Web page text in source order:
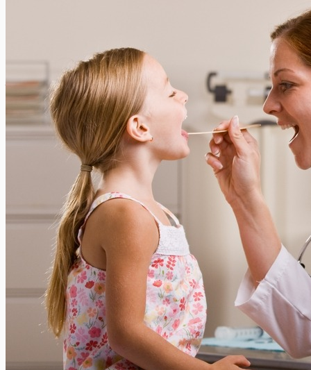
De Vakantiebarometer 2019 van Europ Assistance Europ
Assistance heeft haar 19de editie van de
“Vakantiebarometer” gepubliceerd. Deze enquête heeft
vooral...